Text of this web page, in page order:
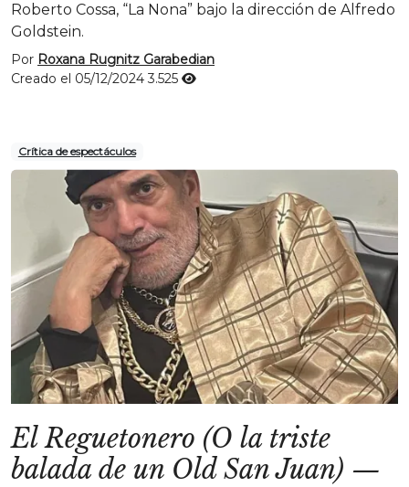
Roberto Cossa, “La Nona” bajo la dirección de Alfredo
Goldstein.
Por Roxana Rugnitz Garabedian
Creado el 05/12/20243.525
Crítica de espectáculos
El Reguetonero (O la triste
balada de un Old San Juan) —